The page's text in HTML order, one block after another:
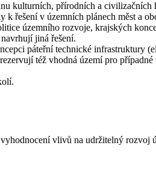
kulturních, přírodních a
řešení v územních plánech měst a
územního rozvoje, krajských
jiná řešení.
páteřní technické
též vhodná území pro
vlivů na udržitelný rozvoj